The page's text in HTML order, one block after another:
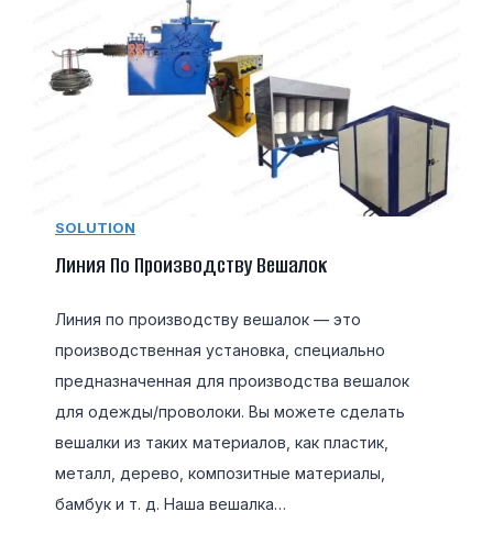
SOLUTION
Линия По Производству Вешалок
Линия по производству вешалок — это
производственная установка, специально
предназначенная для производства вешалок
для одежды/проволоки. Вы можете сделать
вешалки из таких материалов, как пластик,
металл, дерево, композитные материалы,
бамбук и т. д. Наша вешалка…